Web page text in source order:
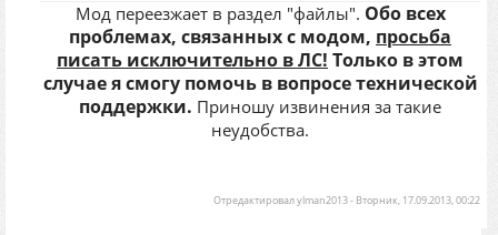
Мод переезжает в раздел "файлы". Обо всех
проблемах, связанных с модом, просьба
писать исключительно в ЛС! Только в этом
случае я смогу помочь в вопросе технической
поддержки. Приношу извинения за такие
неудобства.
Отредактировалylman2013- Вторник, 17.09.2013, 00:22